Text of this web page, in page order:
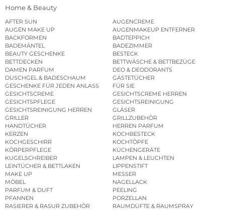
Home & Beauty
AFTER SUN
AUGENCREME
AUGEN MAKE UP
AUGENMAKEUP ENTFERNER
BACKFORMEN
BADTEPPICH
BADEMÄNTEL
BADEZIMMER
BEAUTY GESCHENKE
BESTECK
BETTDECKEN
BETTWÄSCHE & BETTBEZÜGE
DAMEN PARFUM
DEO & DEODORANTS
DUSCHGEL & BADESCHAUM
GÄSTETÜCHER
GESCHENKE FÜR JEDEN ANLASS
FÜR SIE
GESICHTSCREME
GESICHTSCREME HERREN
GESICHTSPFLEGE
GESICHTSREINIGUNG
GESICHTSREINIGUNG HERREN
GLÄSER
GRILLER
GRILLZUBEHÖR
HANDTÜCHER
HERREN PARFUM
KERZEN
KOCHBESTECK
KOCHGESCHIRR
KOCHTÖPFE
KÖRPERPFLEGE
KÜCHENGERÄTE
KUGELSCHREIBER
LAMPEN & LEUCHTEN
LEINTÜCHER & BETTLAKEN
LIPPENSTIFT
MAKE UP
MESSER
MÖBEL
NAGELLACK
PARFUM & DUFT
PEELING
PFANNEN
PORZELLAN
RASIERER & RASUR ZUBEHÖR
RAUMDÜFTE & RAUMSPRAY